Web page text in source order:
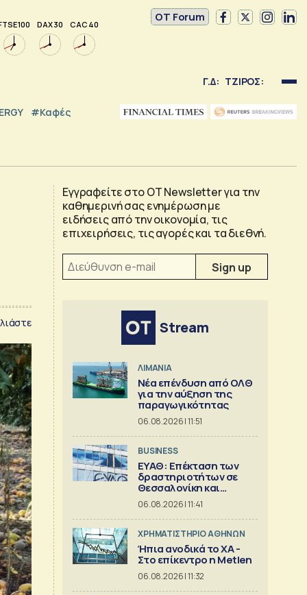
100 DAX 30 CAC 40
OT Forum
Γ.Δ: ΤΖΙΡΟΣ:
#καφές
Εγγραφείτε στο OT Newsletter για την
καθημερινή σας ενημέρωση με
ειδήσεις από την οικονομία, τις
επιχειρήσεις, τις αγορές και τα διεθνή.
Stream
ΛΙΜΑΝΙΑ
Νέα επένδυση από ΟΛΘ
για την αύξηση της
παραγωγικότητας
06.08.2026 | 11:51
BUSINESS
ΕΥΑΘ: Επέκταση των
δραστηριοτήτων σε
Θεσσαλονίκη και
Χαλκιδική
06.08.2026 | 11:41
XΡΗΜΑΤΙΣΤΗΡΙΟ ΑΘΗΝΩΝ
Ήπια ανοδικά το ΧΑ -
Στο επίκεντρο η Metlen
06.08.2026 | 11:32